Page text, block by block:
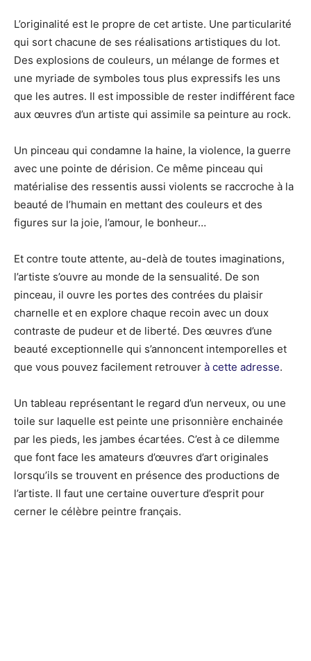
L’originalité est le propre de cet artiste. Une particularité
qui sort chacune de ses réalisations artistiques du lot.
Des explosions de couleurs, un mélange de formes et
une myriade de symboles tous plus expressifs les uns
que les autres. Il est impossible de rester indifférent face
aux œuvres d’un artiste qui assimile sa peinture au rock.
Un pinceau qui condamne la haine, la violence, la guerre
avec une pointe de dérision. Ce même pinceau qui
matérialise des ressentis aussi violents se raccroche à la
beauté de l’humain en mettant des couleurs et des
figures sur la joie, l’amour, le bonheur…
Et contre toute attente, au-delà de toutes imaginations,
l’artiste s’ouvre au monde de la sensualité. De son
pinceau, il ouvre les portes des contrées du plaisir
charnelle et en explore chaque recoin avec un doux
contraste de pudeur et de liberté. Des œuvres d’une
beauté exceptionnelle qui s’annoncent intemporelles et
que vous pouvez facilement retrouver à cette adresse.
Un tableau représentant le regard d’un nerveux, ou une
toile sur laquelle est peinte une prisonnière enchainée
par les pieds, les jambes écartées. C’est à ce dilemme
que font face les amateurs d’œuvres d’art originales
lorsqu’ils se trouvent en présence des productions de
l’artiste. Il faut une certaine ouverture d’esprit pour
cerner le célèbre peintre français.